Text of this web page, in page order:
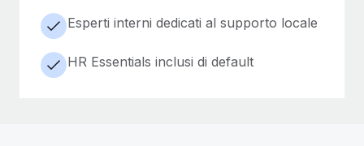
Esperti interni dedicati al supporto locale
HR Essentials inclusi di default